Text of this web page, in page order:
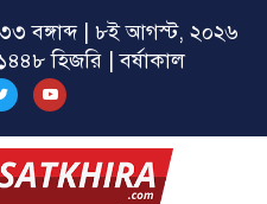
বঙ্গাব্দ | ৮ই আগস্ট, ২০২৬
হিজরি | বর্ষাকাল